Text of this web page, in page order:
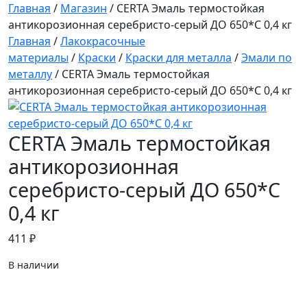
Главная / Магазин / CERTA Эмаль термостойкая
антикорозионная серебристо-серый ДО 650*С 0,4 кг
Главная /Лакокрасочные
материалы / Краски / Краски для металла /Эмали по
металлу/ CERTA Эмаль термостойкая
антикорозионная серебристо-серый ДО 650*С 0,4 кг
CERTA Эмаль термостойкая
антикорозионная
серебристо-серый ДО 650*С
0,4 кг
411 ₽
В наличии